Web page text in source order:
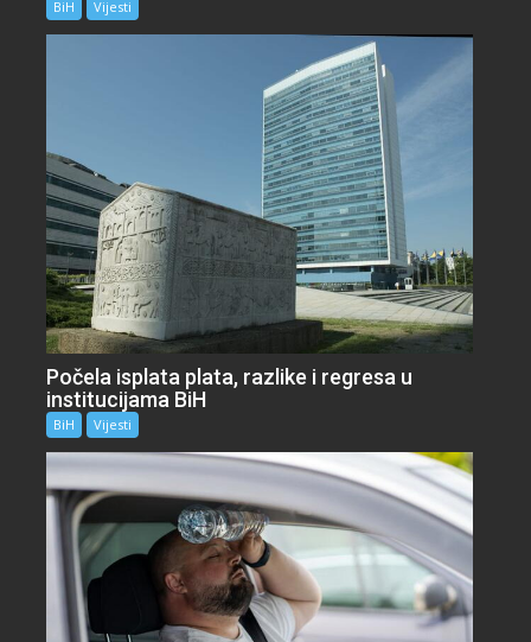
BiH Vijesti
Počela isplata plata, razlike i regresa u
institucijama BiH
BiH Vijesti